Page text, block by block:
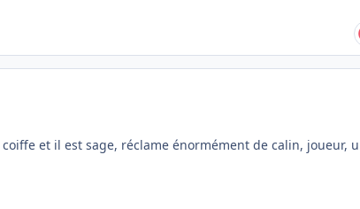
et il est sage, réclame énormément de calin, joueur,